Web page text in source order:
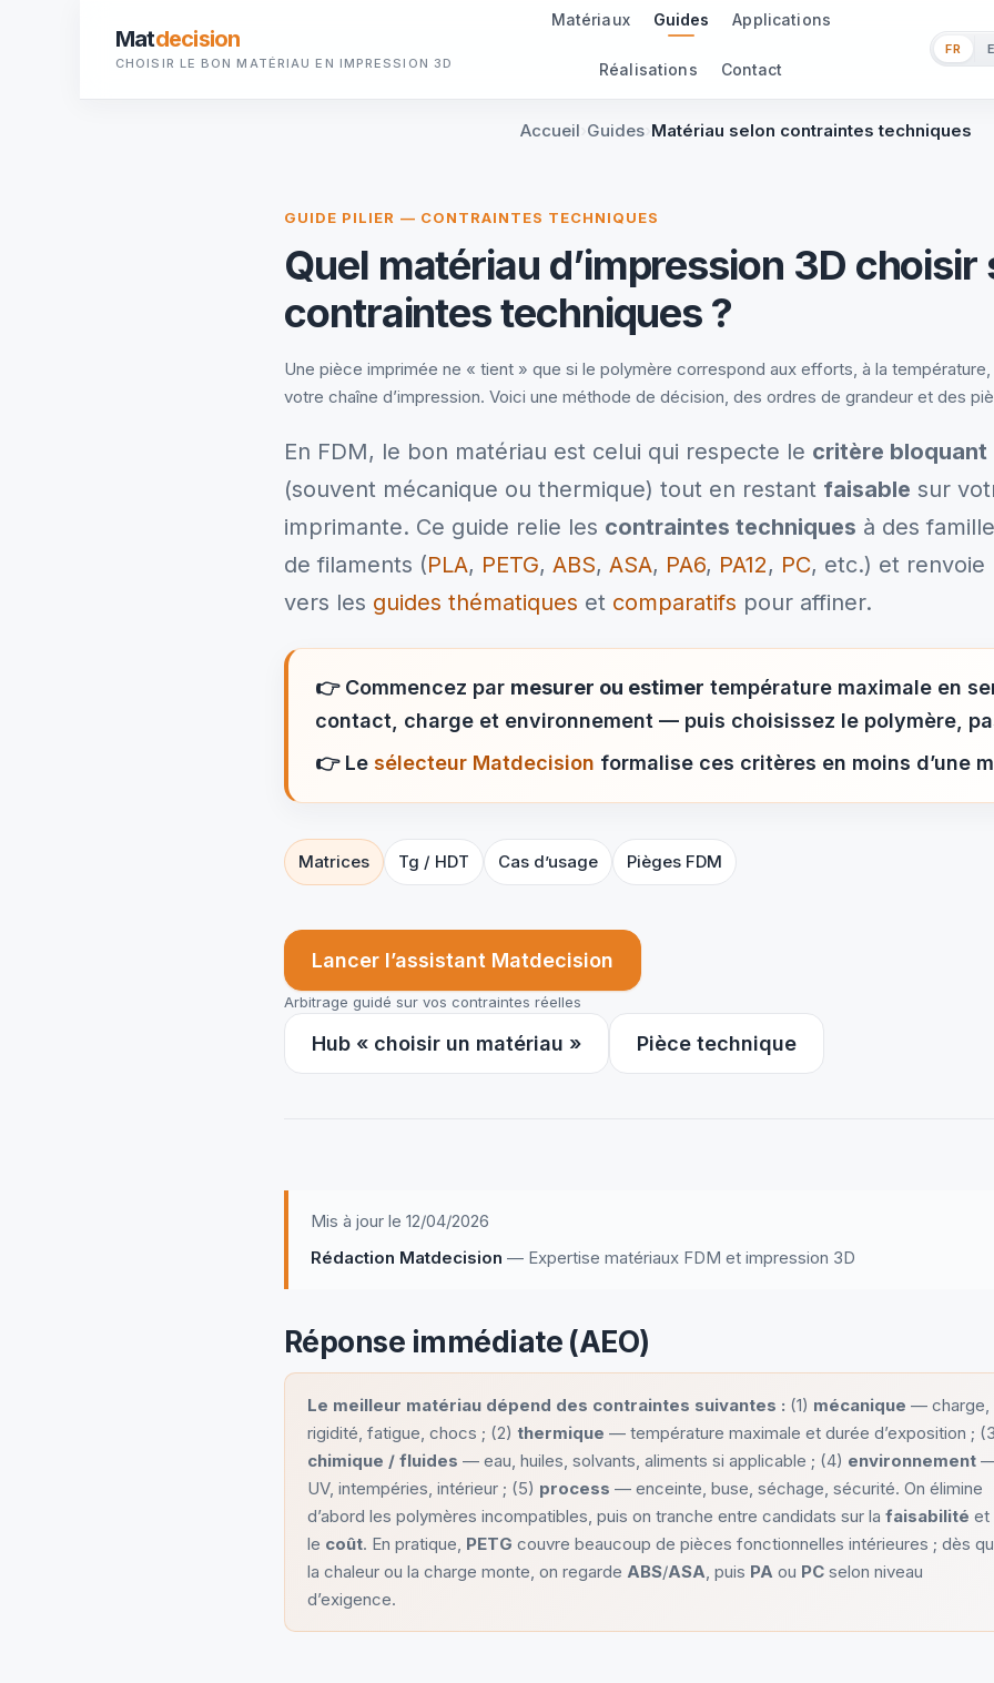
Matdecision
CHOISIR LE BON MATÉRIAU EN IMPRESSION 3D
FR
Matériaux Guides Applications
Réalisations Contact
Accueil Guides Matériau selon contraintes techniques
GUIDE PILIER — CONTRAINTES TECHNIQUES
Quel matériau d’impression 3D choisir
contraintes techniques ?
Une pièce imprimée ne « tient » que si le polymère correspond aux efforts, à la température,
votre chaîne d’impression. Voici une méthode de décision, des ordres de grandeur et des
En FDM, le bon matériau est celui qui respecte le critère bloquant
(souvent mécanique ou thermique) tout en restant faisable sur
imprimante. Ce guide relie les contraintes techniques à des
de filaments (PLA, PETG, ABS, ASA, PA6, PA12, PC, etc.) et renvoie
vers les guides thématiques et comparatifs pour affiner.
👉Commencez par mesurer ou estimer température maximale en
contact, charge et environnement — puis choisissez le polymère,
👉Le sélecteur Matdecision formalise ces critères en moins d’une
Matrices Tg / HDT Cas d’usage Pièges FDM
Lancer l’assistant Matdecision
Arbitrage guidé sur vos contraintes réelles
Hub « choisir un matériau » Pièce technique
Mis à jour le 12/04/2026
Rédaction Matdecision — Expertise matériaux FDM et impression 3D
Réponse immédiate (AEO)
Le meilleur matériau dépend des contraintes suivantes : (1) mécanique — charge,
rigidité, fatigue, chocs ; (2) thermique — température maximale et durée d’exposition ;
chimique / fluides — eau, huiles, solvants, aliments si applicable ; (4) environnement
UV, intempéries, intérieur ; (5) process — enceinte, buse, séchage, sécurité. On élimine
d’abord les polymères incompatibles, puis on tranche entre candidats sur la faisabilité et
le coût. En pratique, PETG couvre beaucoup de pièces fonctionnelles intérieures ; dès
la chaleur ou la charge monte, on regarde ABS/ASA , puis PA ou PC selon niveau
d’exigence.